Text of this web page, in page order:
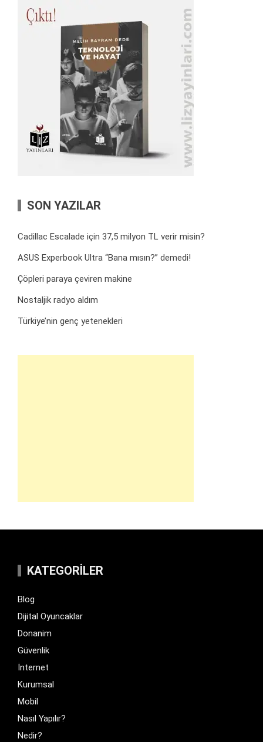
SON YAZILAR
Cadillac Escalade için 37,5 milyon TL verir misin?
ASUS Experbook Ultra “Bana mısın?” demedi!
Çöpleri paraya çeviren makine
Nostaljik radyo aldım
Türkiye’nin genç yetenekleri
KATEGORILER
Blog
Dijital Oyuncaklar
Donanim
Güvenlik
İnternet
Kurumsal
Mobil
Nasıl Yapılır?
Nedir?